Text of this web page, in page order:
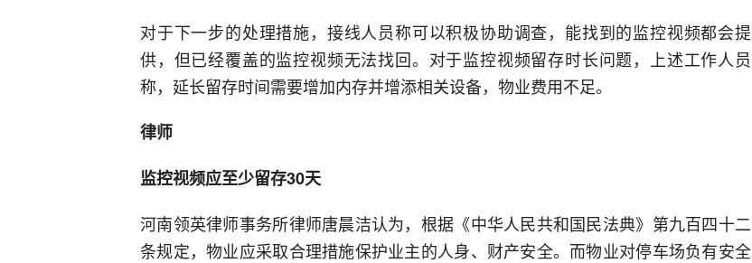
对于下一步的处理措施，接线人员称可以积极协助调查，能找到的监控视频都会提
供，但已经覆盖的监控视频无法找回。对于监控视频留存时长问题，上述工作人员
称，延长留存时间需要增加内存并增添相关设备，物业费用不足。
律师
监控视频应至少留存30天
河南领英律师事务所律师唐晨洁认为，根据《中华人民共和国民法典》第九百四十二
条规定，物业应采取合理措施保护业主的人身、财产安全。而物业对停车场负有安全